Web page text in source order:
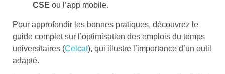
CSE ou l’app mobile.
Pour approfondir les bonnes pratiques, découvrez le
guide complet sur l’optimisation des emplois du temps
universitaires (Celcat), qui illustre l’importance d’un outil
adapté.